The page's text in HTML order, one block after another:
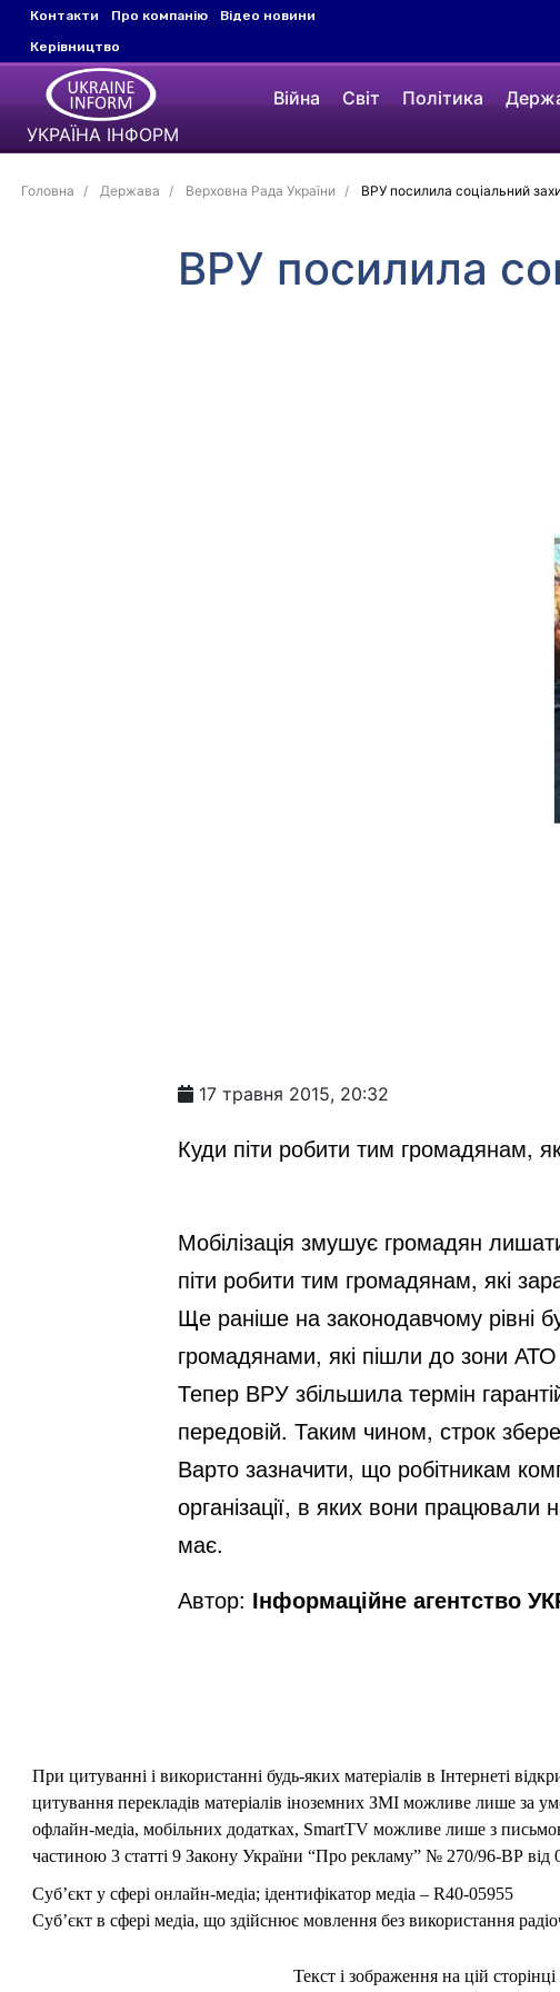
Контакти Про компанію
Відео новини
Керівництво
УКРАЇНА ІНФОРМ
Війна Світ Політика
Головна Держава Верховна Рада України ВРУ посилила соціальний
ВРУ посилила
17 травня 2015, 20:32
Куди піти робити тим громадянам,
Мобілізація змушує громадян
піти робити тим громадянам, які
Ще раніше на законодавчому рівні
громадянами, які пішли до зони
Тепер ВРУ збільшила термін
передовій. Таким чином, строк
Варто зазначити, що робітникам
організації, в яких вони
має.
Автор: Інформаційне агентство
При цитуванні і використанні будь-яких матеріалів в Інтернеті
цитування перекладів матеріалів іноземних ЗМІ можливе лише за
офлайн-медіа, мобільних додатках, SmartTV можливе лише з
частиною 3 статті 9 Закону України “Про рекламу” № 270/96-ВР від
Суб’єкт у сфері онлайн-медіа; ідентифікатор медіа – R40-05955
Суб’єкт в сфері медіа, що здійснює мовлення без використання
Текст і зображення на цій